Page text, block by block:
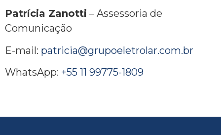
Patrícia Zanotti – Assessoria de
Comunicação
E-mail: patricia@grupoeletrolar.com.br
WhatsApp: +55 11 99775-1809